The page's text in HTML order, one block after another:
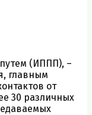
(ИППП), –
главным
от
30 различных